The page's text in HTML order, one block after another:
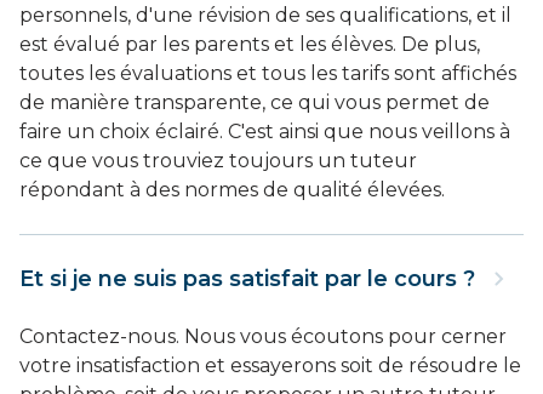
personnels, d'une révision de ses qualifications, et il
est évalué par les parents et les élèves. De plus,
toutes les évaluations et tous les tarifs sont affichés
de manière transparente, ce qui vous permet de
faire un choix éclairé. C'est ainsi que nous veillons à
ce que vous trouviez toujours un tuteur
répondant à des normes de qualité élevées.
Et si je ne suis pas satisfait par le cours ?
Contactez-nous. Nous vous écoutons pour cerner
votre insatisfaction et essayerons soit de résoudre le